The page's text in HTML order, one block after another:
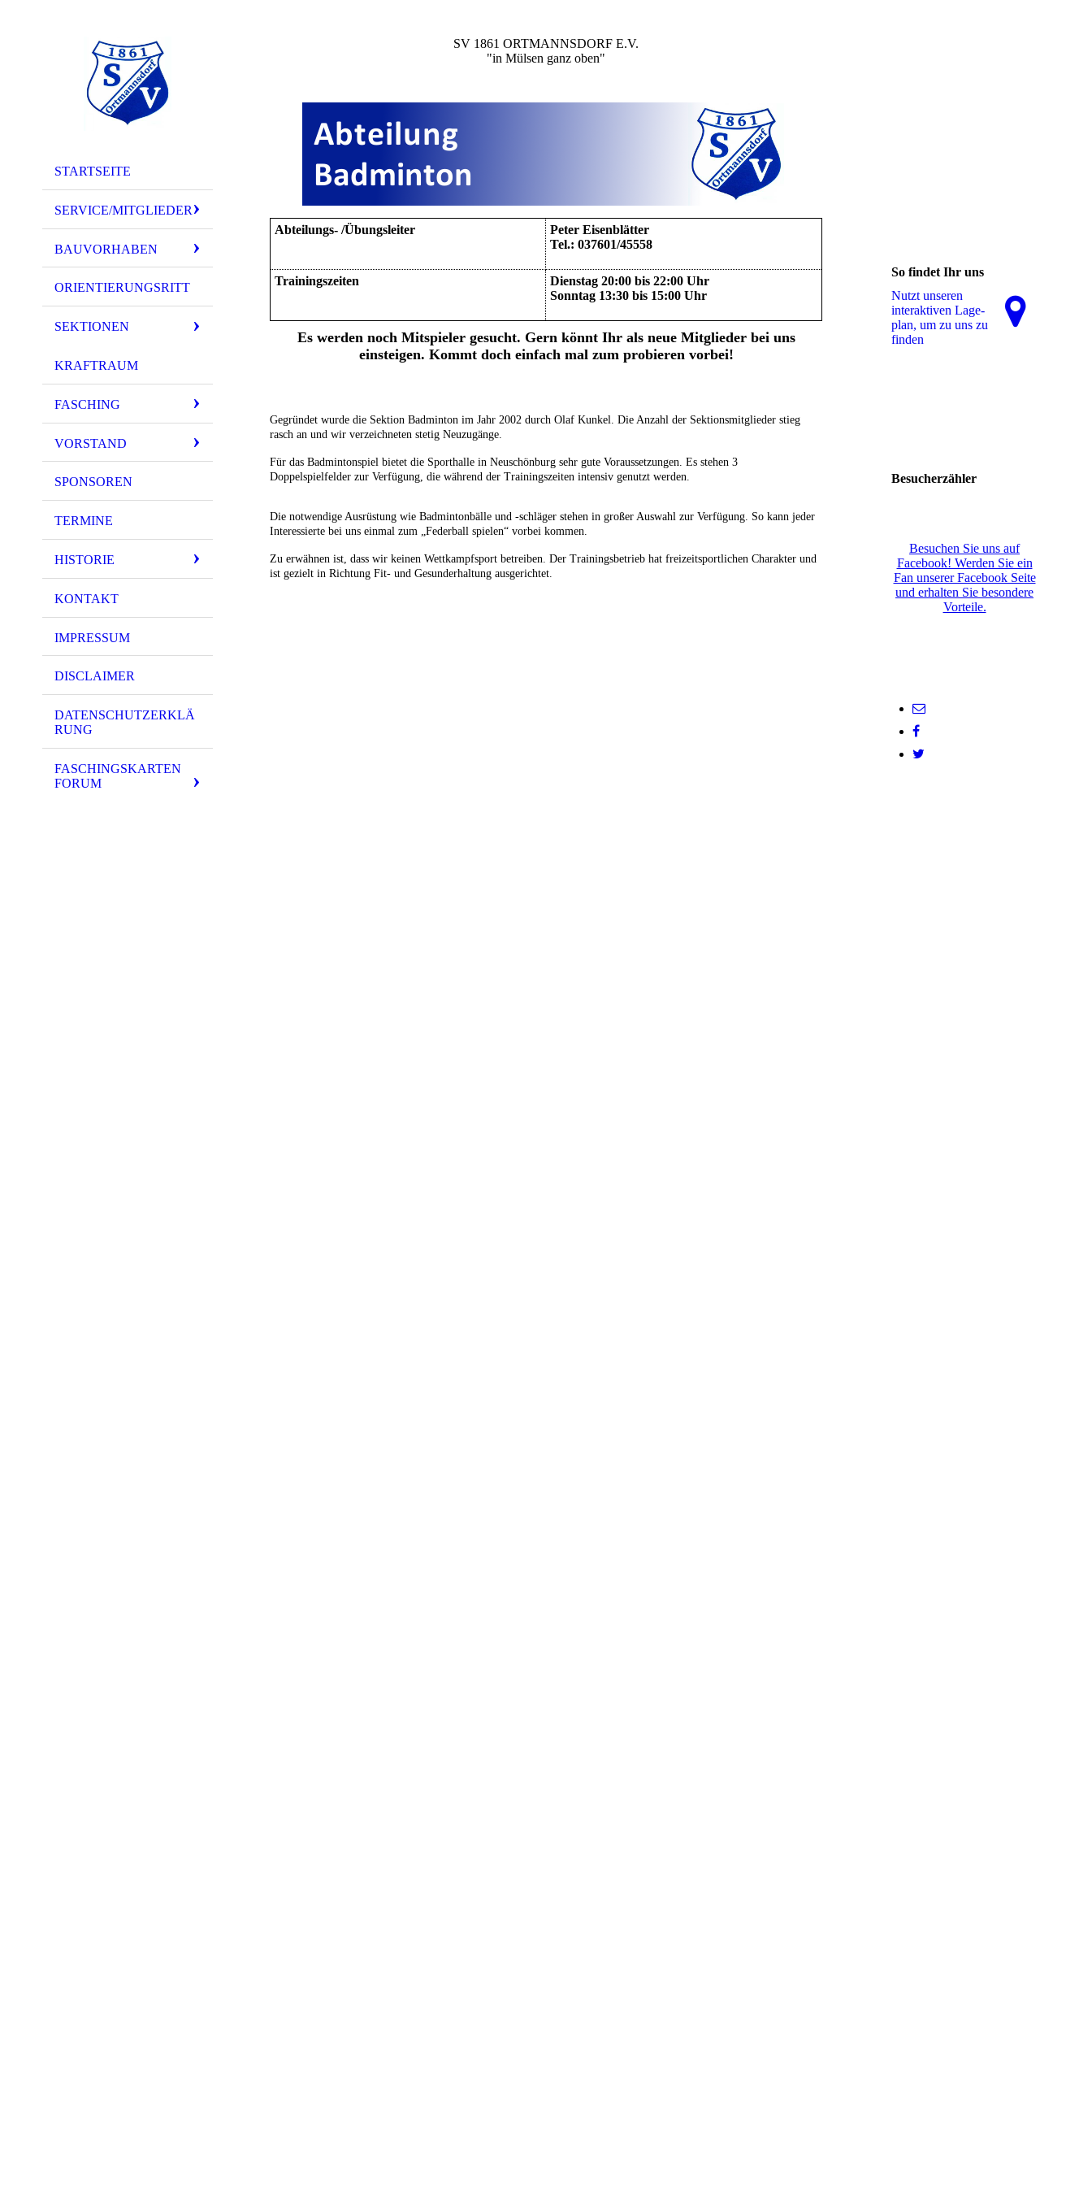
STARTSEITE
SERVICE/MITGLIEDER
BAUVORHABEN
ORIENTIERUNGSRITT
SEKTIONEN
KRAFTRAUM
FASCHING
VORSTAND
SPONSOREN
TERMINE
HISTORIE
KONTAKT
IMPRESSUM
DISCLAIMER
DATENSCHUTZERKLÄ
RUNG
FASCHINGSKARTEN
FORUM
SV 1861 ORTMANNSDORF E.V.
"in Mülsen ganz oben"
Abteilungs- /Übungsleiter
Peter Eisenblätter
Tel.: 037601/45558
Trainingszeiten
Dienstag 20:00 bis 22:00 Uhr
Sonntag 13:30 bis 15:00 Uhr
Es werden noch Mitspieler gesucht. Gern könnt Ihr als neue Mitglieder bei uns
einsteigen. Kommt doch einfach mal zum probieren vorbei!
Gegründet wurde die Sektion Badminton im Jahr 2002 durch Olaf Kunkel. Die Anzahl der Sektionsmitglieder stieg
rasch an und wir verzeichneten stetig Neuzugänge.
Für das Badmintonspiel bietet die Sporthalle in Neuschönburg sehr gute Voraussetzungen. Es stehen 3
Doppelspielfelder zur Verfügung, die während der Trainingszeiten intensiv genutzt werden.
Die notwendige Ausrüstung wie Badmintonbälle und -schläger stehen in großer Auswahl zur Verfügung. So kann jeder
Interessierte bei uns einmal zum „Federball spielen“ vorbei kommen.
Zu erwähnen ist, dass wir keinen Wettkampfsport betreiben. Der Trainingsbetrieb hat freizeitsportlichen Charakter und
ist gezielt in Richtung Fit- und Gesunderhaltung ausgerichtet.
So findet Ihr uns
Nutzt unseren
interaktiven La­ge­
plan, um zu uns zu
finden
Besucherzähler
Besuchen Sie uns auf
Facebook! Werden Sie ein
Fan unserer Facebook Seite
und erhalten Sie besondere
Vorteile.